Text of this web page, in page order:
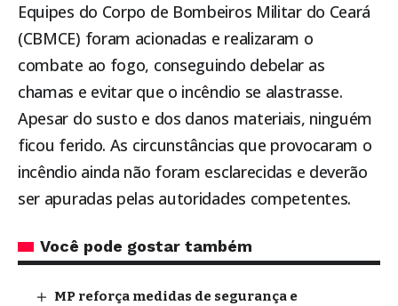
Equipes do Corpo de Bombeiros Militar do Ceará
(CBMCE) foram acionadas e realizaram o
combate ao fogo, conseguindo debelar as
chamas e evitar que o incêndio se alastrasse.
Apesar do susto e dos danos materiais, ninguém
ficou ferido. As circunstâncias que provocaram o
incêndio ainda não foram esclarecidas e deverão
ser apuradas pelas autoridades competentes.
Você pode gostar também
MP reforça medidas de segurança e